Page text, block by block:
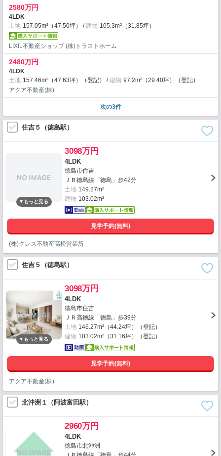
2580万円
4LDK
土地 157.05m²（47.50坪） 建物 105.3m²（31.85坪）
LIXIL不動産ショップ (株)トラストホーム
2480万円
4LDK
土地 157.46m²（47.63坪）（登記） 建物 97.2m²（29.40坪）（登記）
アクア不動産(株)
次の3件
住吉５（徳島駅）
3098万円
4LDK
徳島市住吉
ＪＲ徳島線「徳島」歩42分
土地 149.27m²
建物 103.02m²
見学予約(無料)
(株)クレス不動産高松営業所
住吉５（徳島駅）
3098万円
4LDK
徳島市住吉
ＪＲ高徳線「徳島」歩39分
土地 146.27m²（44.24坪）（登記）
建物 103.02m²（31.16坪）（登記）
見学予約(無料)
アクア不動産(株)
北沖洲１（阿波富田駅）
2960万円
4LDK
徳島市北沖洲